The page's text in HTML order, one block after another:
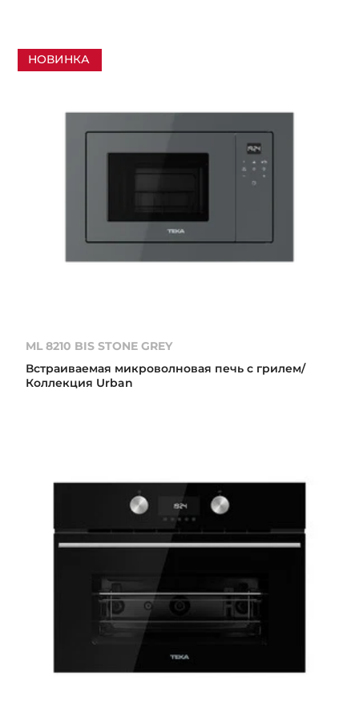
НОВИНКА
ML 8210 BIS STONE GREY
Встраиваемая микроволновая печь с грилем/
Коллекция Urban